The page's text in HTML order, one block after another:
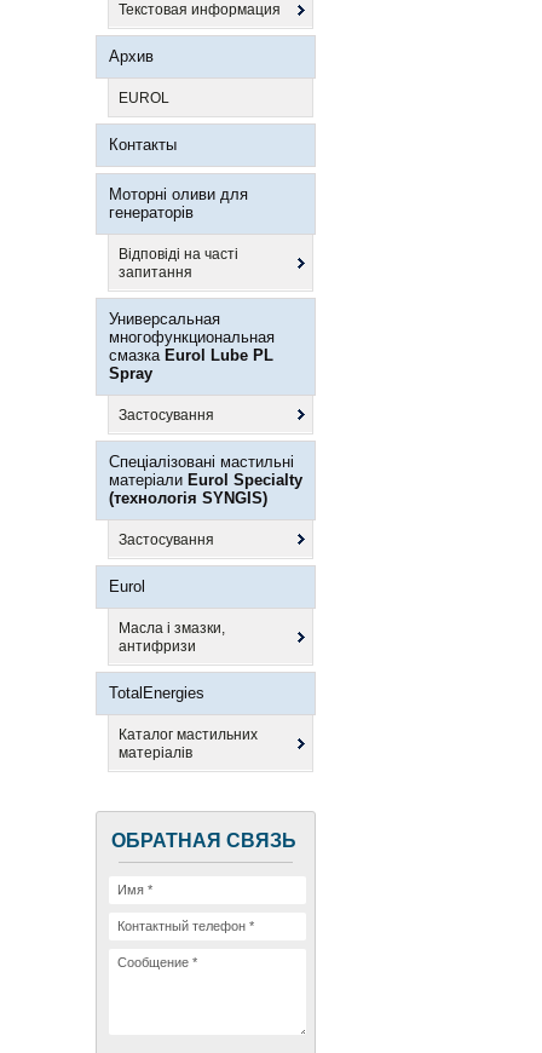
Текстовая информация
Архив
EUROL
Контакты
Моторні оливи для
генераторів
Відповіді на часті
запитання
Универсальная
многофункциональная
смазка Eurol Lube PL
Spray
Застосування
Спеціалізовані мастильні
матеріали Eurol Specialty
(технологія SYNGIS)
Застосування
Eurol
Масла і змазки,
антифризи
TotalEnergies
Каталог мастильних
матеріалів
ОБРАТНАЯ СВЯЗЬ